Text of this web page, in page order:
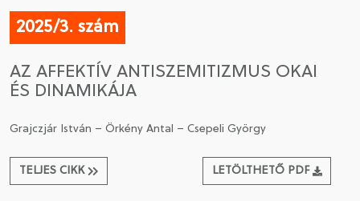
2025/3. szám
AZ AFFEKTÍV ANTISZEMITIZMUS OKAI
ÉS DINAMIKÁJA
Grajczjár István – Örkény Antal – Csepeli György
TELJES CIKK LETÖLTHETŐ PDF